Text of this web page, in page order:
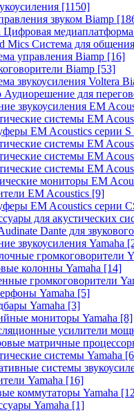
[1150]
звуком Biamp
Цифровая
Mics Система для
управления Biamp [16]
Biamp [53]
звукоусиления Voltera
Аудиорешение для
звукоусиления EM
системы EM
EM Acoustics серии S
системы EM
системы EM
системы EM
мониторы EM
EM Acoustics [9]
EM Acoustics серии
для акустических
Dante для
звукоусиления Yamaha
громкоговорители
колонны Yamaha [14]
громкоговорители
Yamaha [5]
Yamaha [3]
мониторы Yamaha [8]
усилители
матричные
системы Yamaha
системы
Yamaha [16]
коммутаторы Yamaha
Yamaha [1]